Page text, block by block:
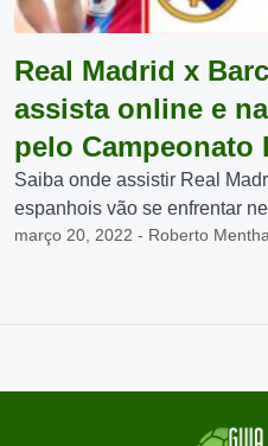
Real Madrid x
assista online e
pelo Campeonato
Saiba onde assistir Real
espanhois vão se enfrentar
março 20, 2022 - Roberto Mentha